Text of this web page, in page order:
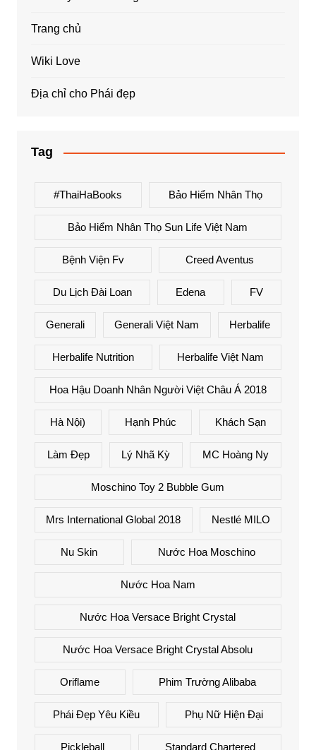
Trang chủ
Wiki Love
Địa chỉ cho Phái đẹp
Tag
#ThaiHaBooks Bảo Hiểm Nhân Thọ
Bảo Hiểm Nhân Thọ Sun Life Việt Nam
Bệnh Viện Fv Creed Aventus
Du Lịch Đài Loan Edena FV
Generali Generali Việt Nam Herbalife
Herbalife Nutrition Herbalife Việt Nam
Hoa Hậu Doanh Nhân Người Việt Châu Á 2018
Hà Nội) Hạnh Phúc Khách Sạn
Làm Đẹp Lý Nhã Kỳ MC Hoàng Ny
Moschino Toy 2 Bubble Gum
Mrs International Global 2018 Nestlé MILO
Nu Skin Nước Hoa Moschino
Nước Hoa Nam
Nước Hoa Versace Bright Crystal
Nước Hoa Versace Bright Crystal Absolu
Oriflame Phim Trường Alibaba
Phái Đẹp Yêu Kiều Phụ Nữ Hiện Đại
Pickleball Standard Chartered